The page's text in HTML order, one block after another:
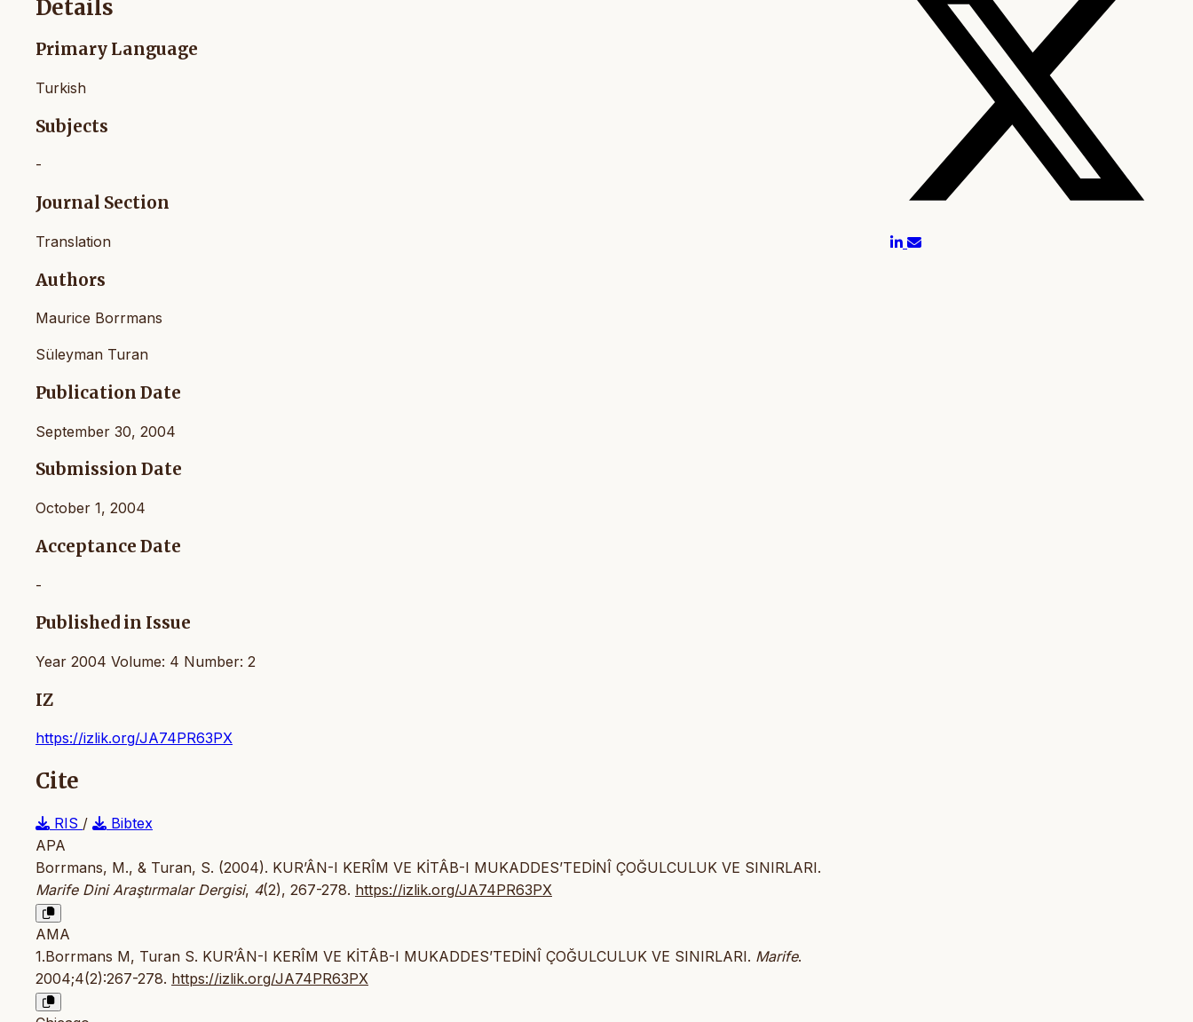
Details
Primary Language
Turkish
Subjects
-
Journal Section
Translation
Authors
Maurice Borrmans
Süleyman Turan
Publication Date
September 30, 2004
Submission Date
October 1, 2004
Acceptance Date
-
Published in Issue
Year 2004 Volume: 4 Number: 2
IZ
https://izlik.org/JA74PR63PX
Cite
RIS /
Bibtex
APA
Borrmans, M., & Turan, S. (2004). KUR’ÂN-I KERÎM VE KİTÂB-I MUKADDES’TEDİNÎ ÇOĞULCULUK VE SINIRLARI.
Marife Dini Araştırmalar Dergisi, 4(2), 267-278. https://izlik.org/JA74PR63PX
AMA
1.Borrmans M, Turan S. KUR’ÂN-I KERÎM VE KİTÂB-I MUKADDES’TEDİNÎ ÇOĞULCULUK VE SINIRLARI. Marife.
2004;4(2):267-278. https://izlik.org/JA74PR63PX